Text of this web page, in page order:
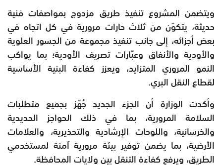
ويتضمن المشروع تنفيذ طريق مزدوج بمواصفات فنية
حديثة، يتكوّن من ثلاث حارات مرورية في كل اتجاه في
بعض أجزائه، إلى جانب تنفيذ مجموعة من الجسور العلوية
والأودية والأنفاق وعبّارات تصريف الأودية؛ بما يواكب
النمو المروري المتزايد، ويعزز كفاءة البنية الأساسية
لقطاع النقل البري.
وأكدت الوزارة أن الجزء الجديد جُهّز بجميع متطلبات
السلامة المرورية، بما في ذلك الحواجز الحديدية
والخرسانية، واللوحات الإرشادية والتحذيرية، والعلامات
الأرضية، بما يضمن توفير بيئة مرورية آمنة لمستخدمي
الطريق، ويرفع كفاءة التنقل بين ولايات المحافظة.